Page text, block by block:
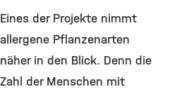
Eines der Projekte nimmt
allergene Pflanzenarten
näher in den Blick. Denn die
Zahl der Menschen mit